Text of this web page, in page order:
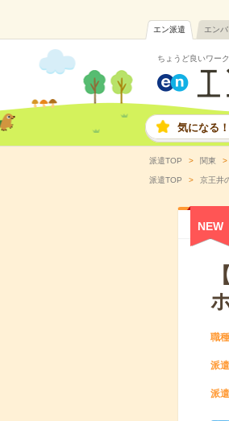
エン派遣 エンバ
ちょうど良いワー
気になる
派遣TOP 関東
派遣TOP 京王井
NEW
職種
派
派